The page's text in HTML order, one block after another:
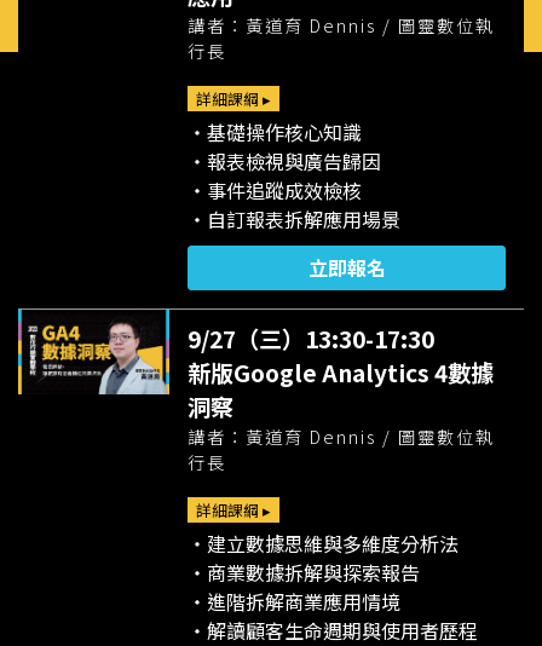
講者：黃道育 Dennis / 圖靈數位執
行長
詳細課綱 ▸
・基礎操作核心知識
・報表檢視與廣告歸因
・事件追蹤成效檢核
・自訂報表拆解應用場景
立即報名
9/27（三）13:30-17:30
新版Google Analytics 4數據
洞察
講者：黃道育 Dennis / 圖靈數位執
行長
詳細課綱 ▸
・建立數據思維與多維度分析法
・商業數據拆解與探索報告
・進階拆解商業應用情境
・解讀顧客生命週期與使用者歷程